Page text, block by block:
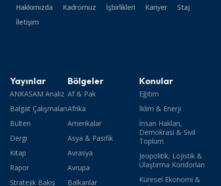
Hakkımızda Kadromuz İşbirlikleri Kariyer
Staj
İletişim
Yayınlar
ANKASAM Analiz
Balgat Çalışmaları
Bülten
Dergi
Kitap
Rapor
Stratejik Bakış
Bölgeler
Af & Pak
Afrika
Amerikalar
Asya & Pasifik
Avrasya
Avrupa
Balkanlar
Konular
Eğitim
İklim & Enerji
İnsan Hakları,
Demokrasi & Sivil
Toplum
Jeopolitik, Lojistik &
Ulaştırma Koridorları
Küresel Ekonomi &